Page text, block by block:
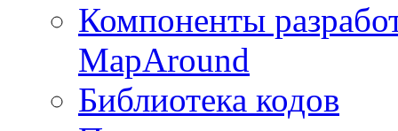
Компоненты
MapAround
Библиотека кодов